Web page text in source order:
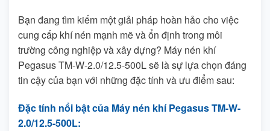
Bạn đang tìm kiếm một giải pháp hoàn hảo cho việc
cung cấp khí nén mạnh mẽ và ổn định trong môi
trường công nghiệp và xây dựng? Máy nén khí
Pegasus TM-W-2.0/12.5-500L sẽ là sự lựa chọn đáng
tin cậy của bạn với những đặc tính và ưu điểm sau:
Đặc tính nổi bật của Máy nén khí Pegasus TM-W-
2.0/12.5-500L: